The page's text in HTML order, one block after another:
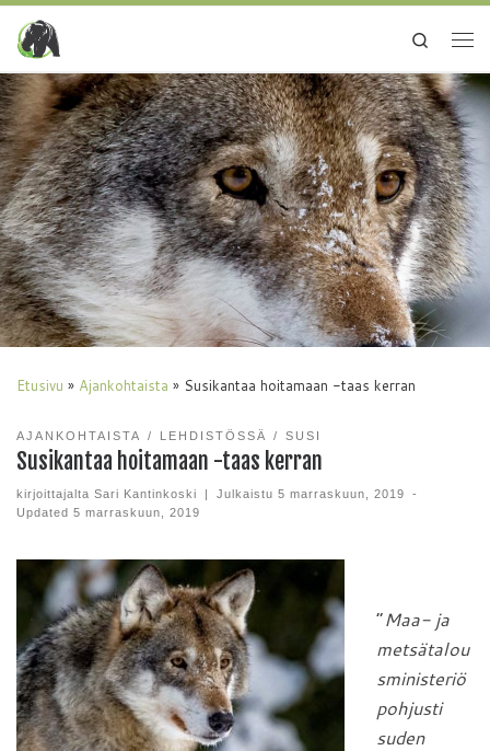
Search
Etusivu » Ajankohtaista » Susikantaa hoitamaan -taas kerran
AJANKOHTAISTA LEHDISTÖSSÄ SUSI
Susikantaa hoitamaan -taas kerran
kirjoittajalta Sari Kantinkoski | Julkaistu5 marraskuun, 2019
-
Updated 5 marraskuun, 2019
”Maa- ja
metsätalou
sministeriö
pohjusti
suden